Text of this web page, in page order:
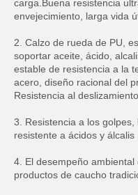
carga.Buena resistencia
envejecimiento, larga vida
2. Calzo de rueda de PU,
soportar aceite, ácido,
estable de resistencia a la
acero, diseño racional del
Resistencia al
3. Resistencia a los
resistente a ácidos y álcalis
4. El desempeño
productos de caucho